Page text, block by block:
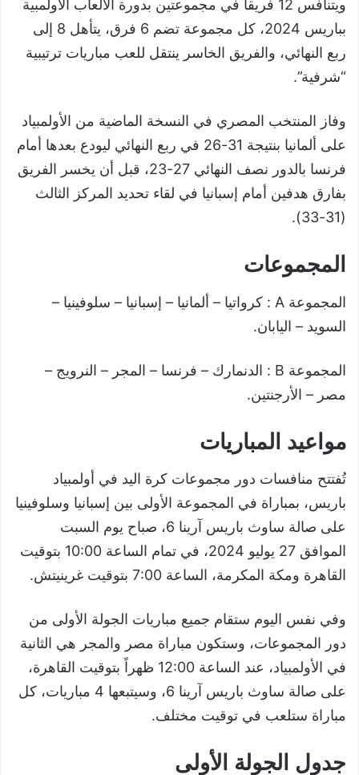
ويتنافس 12 فريقاً في مجموعتين بدورة الألعاب الأولمبية
بباريس 2024، كل مجموعة تضم 6 فرق، يتأهل 8 إلى
ربع النهائي، والفريق الخاسر ينتقل للعب مباريات ترتيبية
“شرفية”.
وفاز المنتخب المصري في النسخة الماضية من الأولمبياد
على ألمانيا بنتيجة 31-26 في ربع النهائي ليودع بعدها أمام
فرنسا بالدور نصف النهائي 27-23، قبل أن يخسر الفريق
بفارق هدفين أمام إسبانيا في لقاء تحديد المركز الثالث
(31-33).
المجموعات
المجموعة A : كرواتيا – ألمانيا – إسبانيا – سلوفينيا –
السويد – اليابان.
المجموعة B : الدنمارك – فرنسا – المجر – النرويج –
مصر – الأرجنتين.
مواعيد المباريات
تُفتتح منافسات دور مجموعات كرة اليد في أولمبياد
باريس، بمباراة في المجموعة الأولى بين إسبانيا وسلوفينيا
على صالة ساوث باريس آرينا 6، صباح يوم السبت
الموافق 27 يوليو 2024، في تمام الساعة 10:00 بتوقيت
القاهرة ومكة المكرمة، الساعة 7:00 بتوقيت غرينيتش.
وفي نفس اليوم ستقام جميع مباريات الجولة الأولى من
دور المجموعات، وستكون مباراة مصر والمجر هي الثانية
في الأولمبياد، عند الساعة 12:00 ظهراً بتوقيت القاهرة،
على صالة ساوث باريس آرينا 6، وسيتبعها 4 مباريات، كل
مباراة ستلعب في توقيت مختلف.
جدول الجولة الأولى